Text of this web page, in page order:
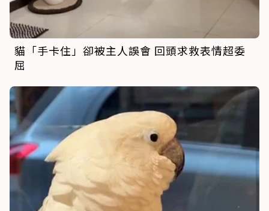
貓「手卡住」卻被主人誤會 回頭求救表情超委
屈